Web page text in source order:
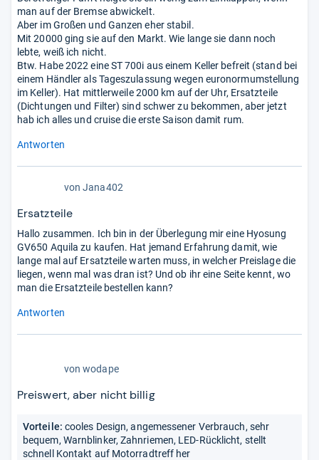
man auf der Bremse abwickelt.
Aber im Großen und Ganzen eher stabil.
Mit 20000 ging sie auf den Markt. Wie lange sie dann noch
lebte, weiß ich nicht.
Btw. Habe 2022 eine ST 700i aus einem Keller befreit (stand bei
einem Händler als Tageszulassung wegen euronormumstellung
im Keller). Hat mittlerweile 2000 km auf der Uhr, Ersatzteile
(Dichtungen und Filter) sind schwer zu bekommen, aber jetzt
hab ich alles und cruise die erste Saison damit rum.
Antworten
von Jana402
Ersatzteile
Hallo zusammen. Ich bin in der Überlegung mir eine Hyosung
GV650 Aquila zu kaufen. Hat jemand Erfahrung damit, wie
lange mal auf Ersatzteile warten muss, in welcher Preislage die
liegen, wenn mal was dran ist? Und ob ihr eine Seite kennt, wo
man die Ersatzteile bestellen kann?
Antworten
5
von wodape
Preiswert, aber nicht billig
Vorteile: cooles Design, angemessener Verbrauch, sehr
bequem, Warnblinker, Zahnriemen, LED-Rücklicht, stellt
schnell Kontakt auf Motorradtreff her